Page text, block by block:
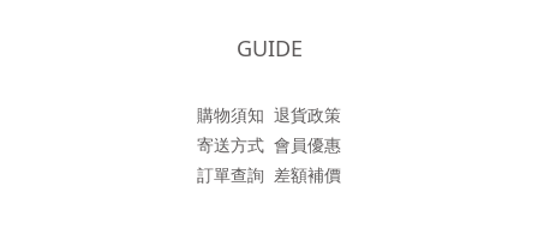
GUIDE
購物須知 退貨政策
寄送方式 會員優惠
訂單查詢 差額補價